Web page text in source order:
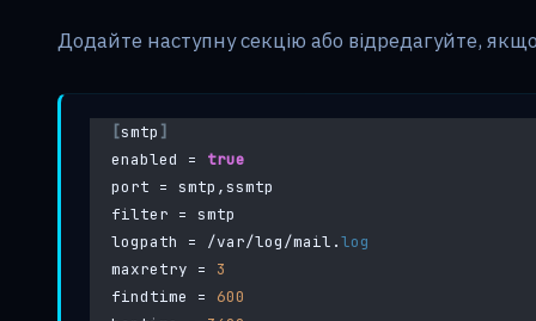
Додайте наступну секцію або відредагуйте,
[smtp ]
enabled = true
port = smtp,ssmtp
filter = smtp
logpath = /var/log/mail.log
maxretry = 3
findtime = 600